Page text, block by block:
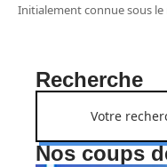
Initialement connue sous le
Recherche
Nos coups